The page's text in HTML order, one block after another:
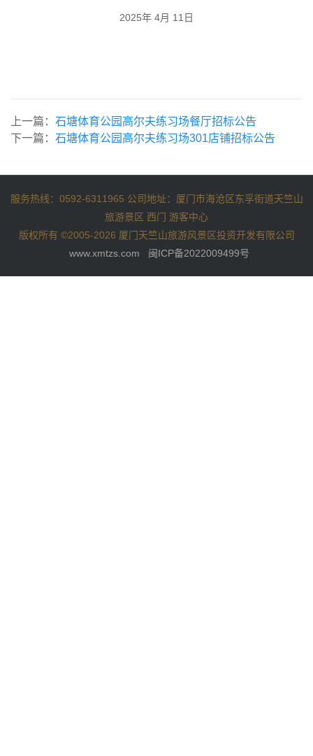
2025年 4月 11 日
上一篇： 石塘体育公园高尔夫练习场餐厅招标公告
下一篇： 石塘体育公园高尔夫练习场301店铺招标公告
服务热线：0592-6311965 公司地址：厦门市海沧区东孚街道天竺山
旅游景区 西门 游客中心
版权所有 ©2005-2026 厦门天竺山旅游风景区投资开发有限公司
www.xmtzs.com
闽ICP备2022009499号